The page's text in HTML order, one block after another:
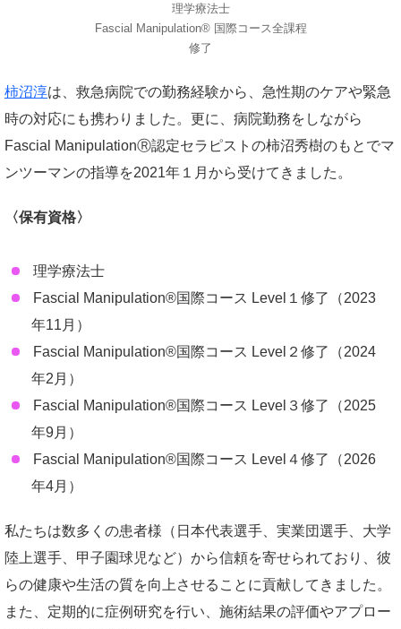
理学療法士
Fascial Manipulation® 国際コース全課程
修了
柿沼淳は、救急病院での勤務経験から、急性期のケアや緊急
時の対応にも携わりました。更に、病院勤務をしながら
Fascial ManipulationⓇ認定セラピストの柿沼秀樹のもとでマ
ンツーマンの指導を2021年１月から受けてきました。
〈保有資格〉
理学療法士
Fascial Manipulation®国際コース Level１修了（2023
年11月）
Fascial Manipulation®国際コース Level２修了（2024
年2月）
Fascial Manipulation®国際コース Level３修了（2025
年9月）
Fascial Manipulation®国際コース Level４修了（2026
年4月）
私たちは数多くの患者様（日本代表選手、実業団選手、大学
陸上選手、甲子園球児など）から信頼を寄せられており、彼
らの健康や生活の質を向上させることに貢献してきました。
また、定期的に症例研究を行い、施術結果の評価やアプロー